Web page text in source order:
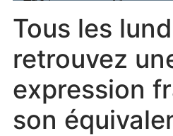
Tous les
retrouvez
expression
son